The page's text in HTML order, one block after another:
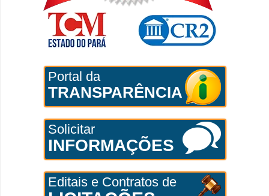
Portal da
TRANSPARÊNCIA
Solicitar
INFORMAÇÕES
Editais e Contratos de